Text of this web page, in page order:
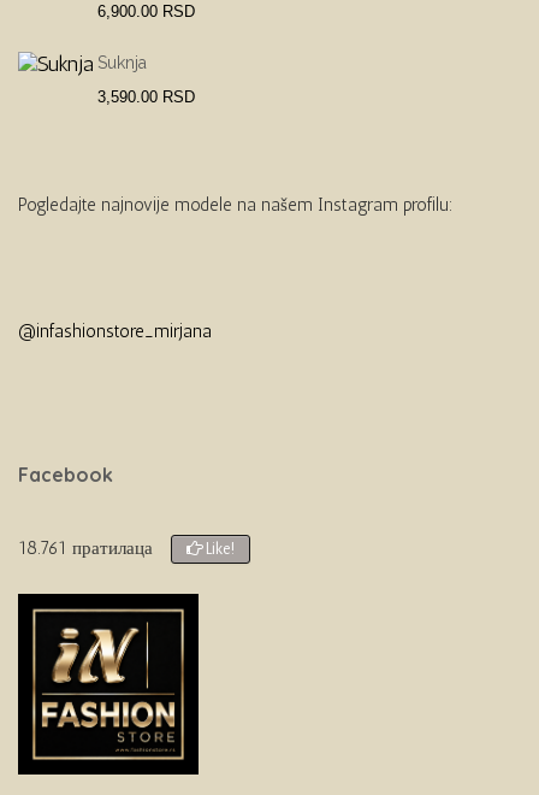
6,900.00 RSD
Suknja
3,590.00 RSD
Pogledajte najnovije modele na našem Instagram profilu:
@infashionstore_mirjana
Facebook
18.761 пратилаца Like!